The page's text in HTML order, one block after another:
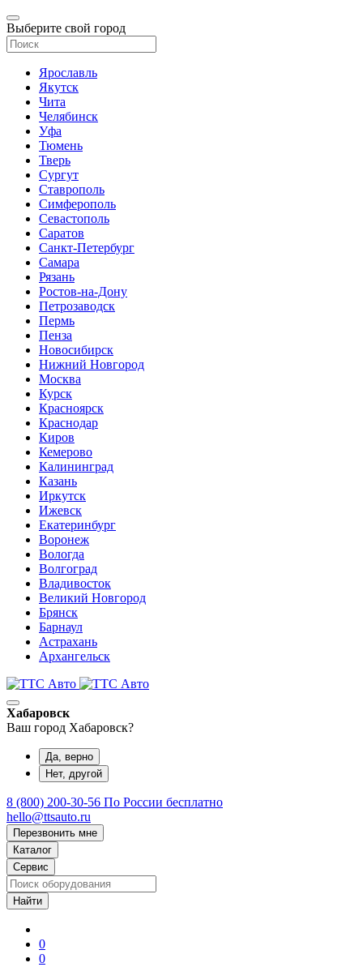
Выберите свой город
Ярославль
Якутск
Чита
Челябинск
Уфа
Тюмень
Тверь
Сургут
Ставрополь
Симферополь
Севастополь
Саратов
Санкт-Петербург
Самара
Рязань
Ростов-на-Дону
Петрозаводск
Пермь
Пенза
Новосибирск
Нижний Новгород
Москва
Курск
Красноярск
Краснодар
Киров
Кемерово
Калининград
Казань
Иркутск
Ижевск
Екатеринбург
Воронеж
Вологда
Волгоград
Владивосток
Великий Новгород
Брянск
Барнаул
Астрахань
Архангельск
Хабаровск
Ваш город Хабаровск?
Да, верно
Нет, другой
8 (800) 200-30-56 По России бесплатно
hello@ttsauto.ru
Перезвонить мне
Каталог
Сервис
0
0